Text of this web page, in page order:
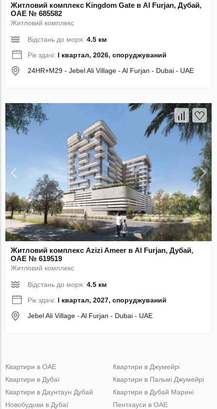
Житловий комплекс Kingdom Gate в Al Furjan, Дубай,
ОАЕ № 685582
Житловий комплекс
Відстань до моря:4.5 км
Рік здачі: I квартал, 2026, споруджуваний
24HR+M29 - Jebel Ali Village - Al Furjan - Dubai - UAE
Житловий комплекс Azizi Ameer в Al Furjan, Дубай,
ОАЕ № 619519
Житловий комплекс
Відстань до моря:4.5 км
Рік здачі: I квартал, 2027, споруджуваний
Jebel Ali Village - Al Furjan - Dubai - UAE
Квартири в ОАЕ
Квартири в Дубаї
Квартири в Даунтаун Дубай
Квартири в Джумейрі
Квартири в Пальмі Джумейрі
Квартири в Дубай Марині
Новобудови в Дубаї
Пентхауси в ОАЕ